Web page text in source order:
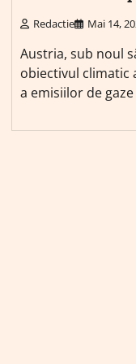
Redactie Mai 14,
Austria, sub noul
obiectivul climatic
a emisiilor de